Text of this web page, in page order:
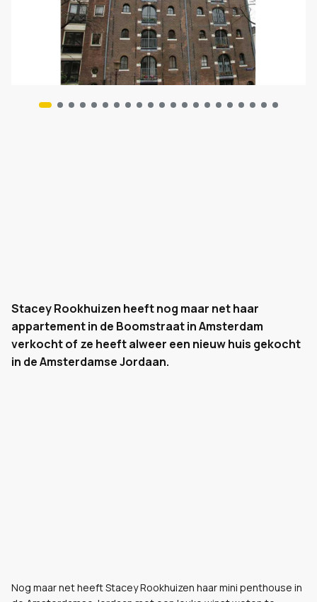
Stacey Rookhuizen heeft nog maar net haar
appartement in de Boomstraat in Amsterdam
verkocht of ze heeft alweer een nieuw huis gekocht
in de Amsterdamse Jordaan.
Nog maar net heeft Stacey Rookhuizen haar mini penthouse in